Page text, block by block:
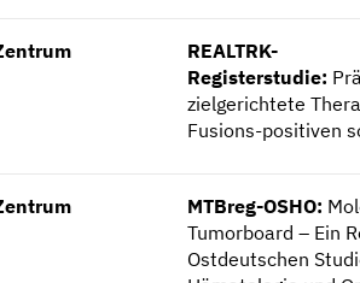
REALTRK-
Registerstudie:
zielgerichtete
Fusions-positiven
MTBreg-OSHO:
Tumorboard – Ein
Ostdeutschen